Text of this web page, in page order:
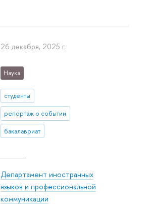
26 декабря, 2025 г.
Наука
студенты
репортаж о событии
бакалавриат
Департамент иностранных
языков и профессиональной
коммуникации